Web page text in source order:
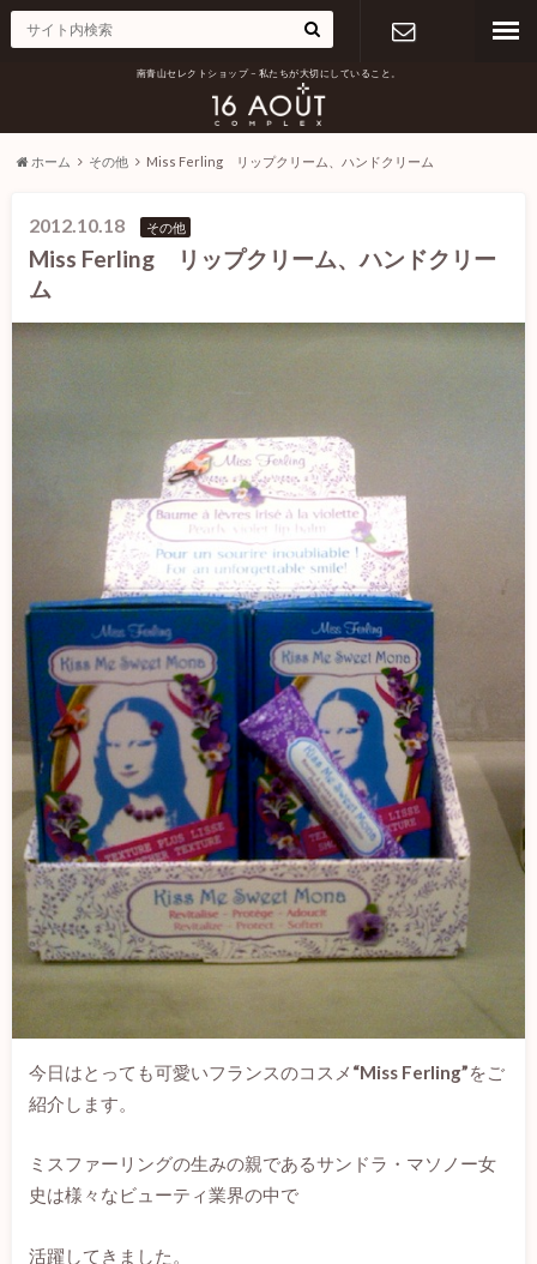
南青山セレクトショップ – 私たちが大切にしていること。
ホーム その他 Miss Ferling リップクリーム、ハンドクリーム
2012.10.18 その他
Miss Ferling リップクリーム、ハンドクリー
ム
今日はとっても可愛いフランスのコスメ “Miss Ferling”をご
紹介します。
ミスファーリングの生みの親であるサンドラ・マソノー女
史は様々なビューティ業界の中で
活躍してきました。